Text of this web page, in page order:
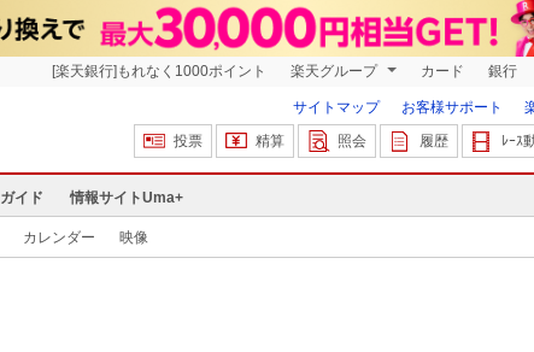
[楽天銀行]もれなく1000ポイント 楽天グループ カード 銀行
サイトマップ お客様サポート
投票
精算 照会 履歴 ﾚｰｽ
ガイド 情報サイトUma+
カレンダー 映像